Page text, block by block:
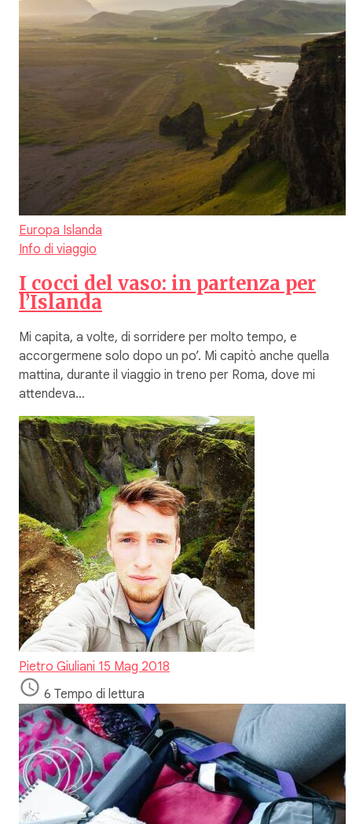
Europa Islanda
Info di viaggio
I cocci del vaso: in partenza per
l’Islanda
Mi capita, a volte, di sorridere per molto tempo, e
accorgermene solo dopo un po’. Mi capitò anche quella
mattina, durante il viaggio in treno per Roma, dove mi
attendeva…
Pietro Giuliani 15 Mag 2018
6 Tempo di lettura